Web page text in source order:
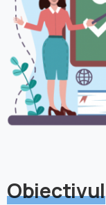
Obiectivul